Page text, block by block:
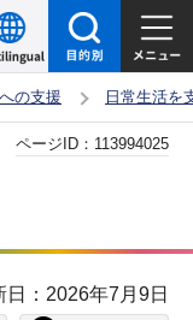
の支援 日常生活を
ページID： 113994025
日：2026年7月9日